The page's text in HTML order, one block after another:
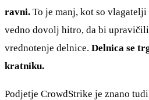
ravni. To je manj, kot so
vedno dovolj hitro, da bi
vrednotenje delnice. Delnica se
kratniku.
Podjetje CrowdStrike je znano